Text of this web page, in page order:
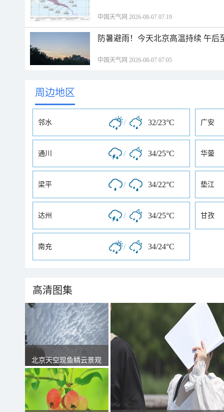
中国天气网 2026-08-07 07:19
防暑避雨！今天北京高温持续 午
中国天气网 2026-08-07 07:05
周边地区
邻水 / 32/23°C 广安
通川 / 34/25°C 华蓥
梁平 / 34/22°C 垫江
达州 / 34/25°C 甘孜
南充 / 34/24°C
高清图集
北京天空现鱼鳞云景观